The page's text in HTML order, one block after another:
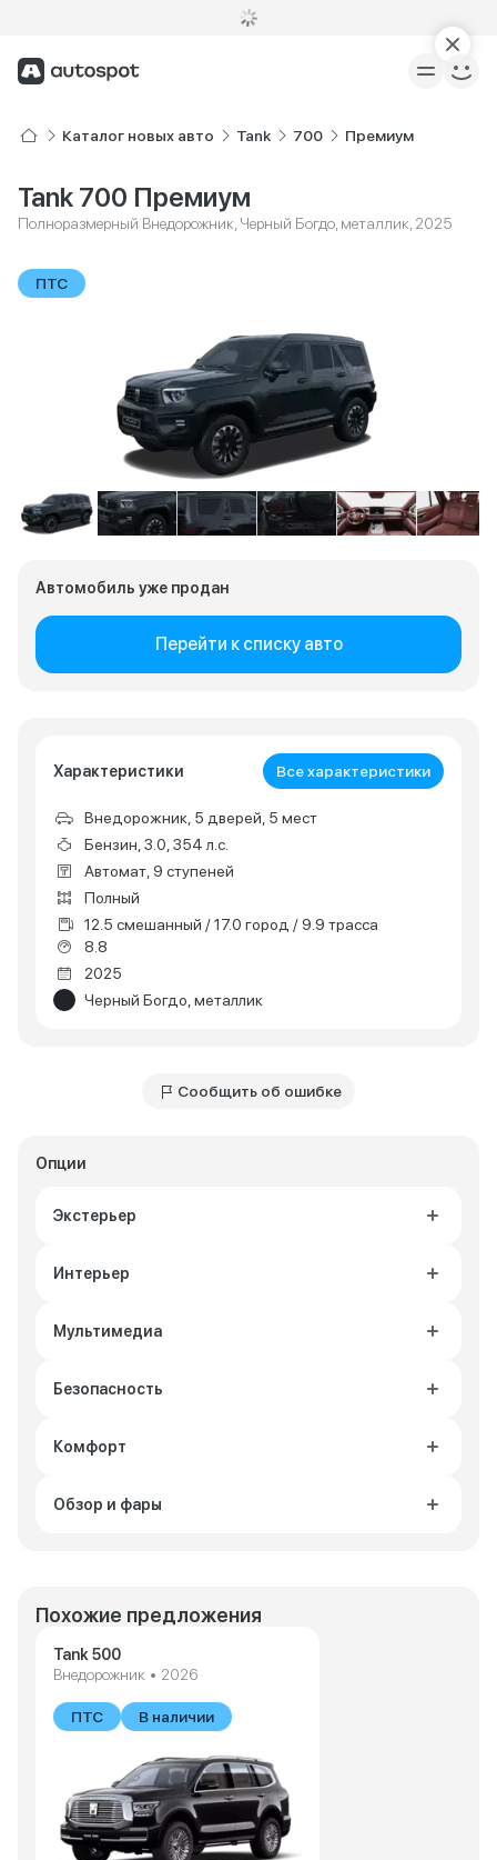
Каталог новых авто Tank 700 Премиум
Tank 700 Премиум
Полноразмерный Внедорожник, Черный Богдо, металлик, 2025
ПТС
Характеристики Все характеристики
Внедорожник, 5 дверей, 5 мест
Бензин, 3.0, 354 л.с.
Автомат, 9 ступеней
Полный
12.5 смешанный / 17.0 город / 9.9 трасса
8.8
2025
Черный Богдо, металлик
Опции
Экстерьер
Интерьер
Мультимедиа
Безопасность
Комфорт
Обзор и фары
Автомобиль уже продан
Перейти к списку авто
Сообщить об ошибке
Похожие предложения
Tank 500
Внедорожник • 2026
ПТС В наличии